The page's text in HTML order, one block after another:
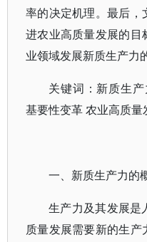
率的决定机理。最后，
进农业高质量发展的目
业领域发展新质生产力
关键词：新质生
基要性变革 农业高质量
一、新质生产力的
生产力及其发展是
质量发展需要新的生